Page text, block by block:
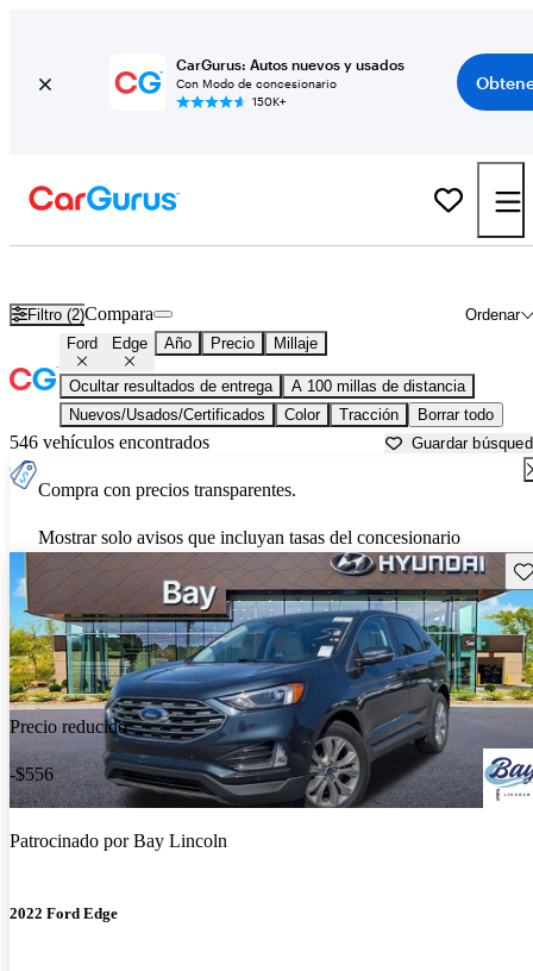
CarGurus: Autos nuevos y usados
Con Modo de concesionario
150K+
Filtro (2) Ordenar
Compara
Ford Edge Año Precio Millaje
Ocultar resultados de entrega
A 100 millas de distancia
Nuevos/Usados/Certificados
Color Tracción Borrar todo
546 vehículos encontrados Guardar
Compra con precios transparentes.
Mostrar solo avisos que incluyan tasas del concesionario
Precio reducido
-$556
Patrocinado porBay Lincoln
2022 Ford Edge